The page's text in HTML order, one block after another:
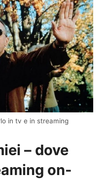
in tv e in streaming
– dove
on-